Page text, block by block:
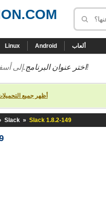
Linux Android ألعاب
اختر عنوان البرنامج.إلى أسفل إلى النسخة التي تحب!
أظهر جميع
Slack » Slack 1.8.2-149